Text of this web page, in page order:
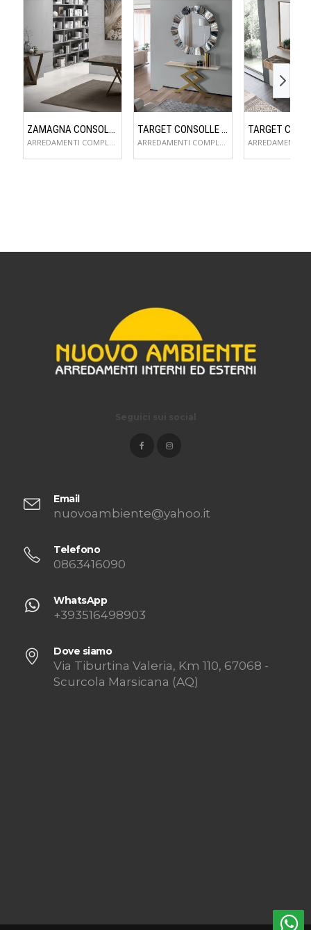
ZAMAGNA CONSOLLE FLAME
ARREDAMENTI COMPLEMENTI D'ARREDO
TARGET CONSOLLE CROSS
ARREDAMENTI COMPLEMENTI D'ARREDO
Email
nuovoambiente@yahoo.it
Telefono
0863416090
WhatsApp
+393516498903
Dove siamo
Via Tiburtina Valeria, Km 110, 67068 -
Scurcola Marsicana (AQ)